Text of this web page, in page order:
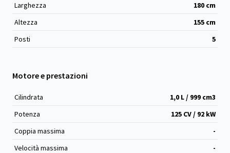
Larghezza
180 cm
Altezza
155 cm
Posti
5
Motore e prestazioni
Cilindrata 1,0 L / 999 cm3
Potenza
125 CV / 92 kW
Coppia massima
-
Velocità massima
-